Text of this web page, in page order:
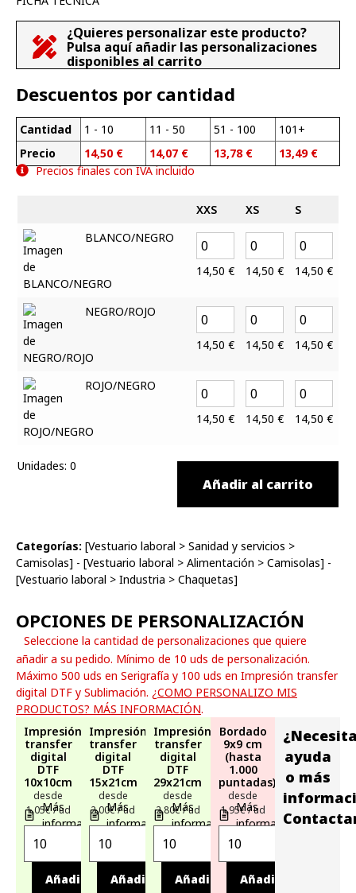
¿Quieres personalizar este producto?
Pulsa aquí añadir las personalizaciones
disponibles al carrito
Descuentos por cantidad
Cantidad
Precio
1 - 10
14,50 €
11 - 50
14,07 €
51 - 100
13,78 €
101+
13,49 €
Precios finales con IVA incluido
XXS XS S
BLANCO/NEGRO
14,50 € 14,50 € 14,50 €
NEGRO/ROJO
14,50 € 14,50 € 14,50 €
ROJO/NEGRO
14,50 € 14,50 € 14,50 €
Unidades: 0
Añadir al carrito
Categorías: [Vestuario laboral > Sanidad y servicios >
Camisolas] - [Vestuario laboral > Alimentación > Camisolas] -
[Vestuario laboral > Industria > Chaquetas]
OPCIONES DE PERSONALIZACIÓN
Seleccione la cantidad de personalizaciones que quiere
añadir a su pedido. Mínimo de 10 uds de personalización.
Máximo 500 uds en Serigrafía y 100 uds en Impresión transfer
digital DTF y Sublimación. ¿COMO PERSONALIZO MIS
PRODUCTOS? MÁS INFORMACIÓN.
Impresión
transfer
digital
DTF
10x10cm
desde
1,05€ / ud
Más
información
Añadir
Impresión
transfer
digital
DTF
15x21cm
desde
2,00€ / ud
Más
información
Añadir
Impresión
transfer
digital
DTF
29x21cm
desde
2,80€ / ud
Más
información
Añadir
Bordado
9x9 cm
(hasta
1.000
puntadas)
desde
1,95€ / ud
Más
información
Añadir
ayuda
o más